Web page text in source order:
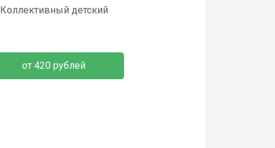
Коллективный детский
от 420 рублей